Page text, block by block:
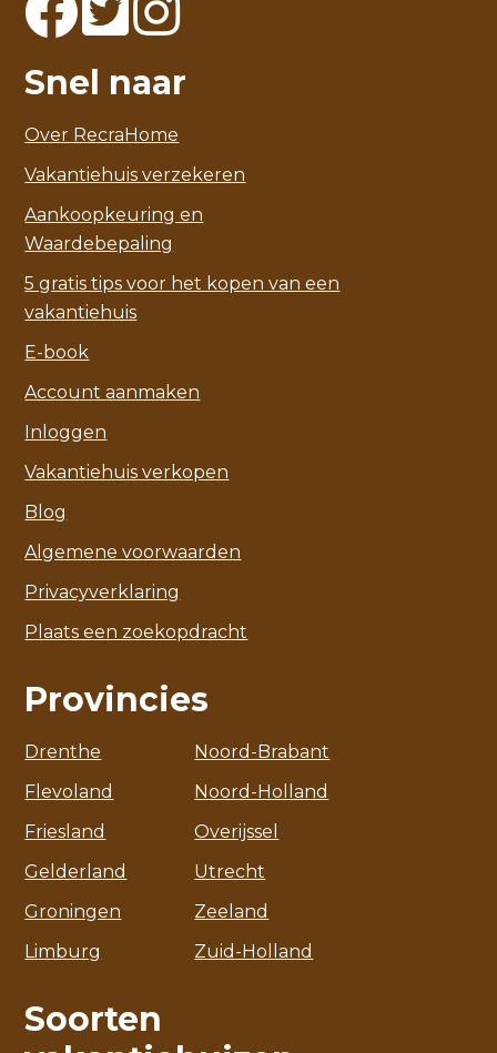
Snel naar
Over RecraHome
Vakantiehuis verzekeren
Aankoopkeuring en
Waardebepaling
5 gratis tips voor het kopen van een
vakantiehuis
E-book
Account aanmaken
Inloggen
Vakantiehuis verkopen
Blog
Algemene voorwaarden
Privacyverklaring
Plaats een zoekopdracht
Provincies
Drenthe
Flevoland
Friesland
Gelderland
Groningen
Limburg
Noord-Brabant
Noord-Holland
Overijssel
Utrecht
Zeeland
Zuid-Holland
Soorten